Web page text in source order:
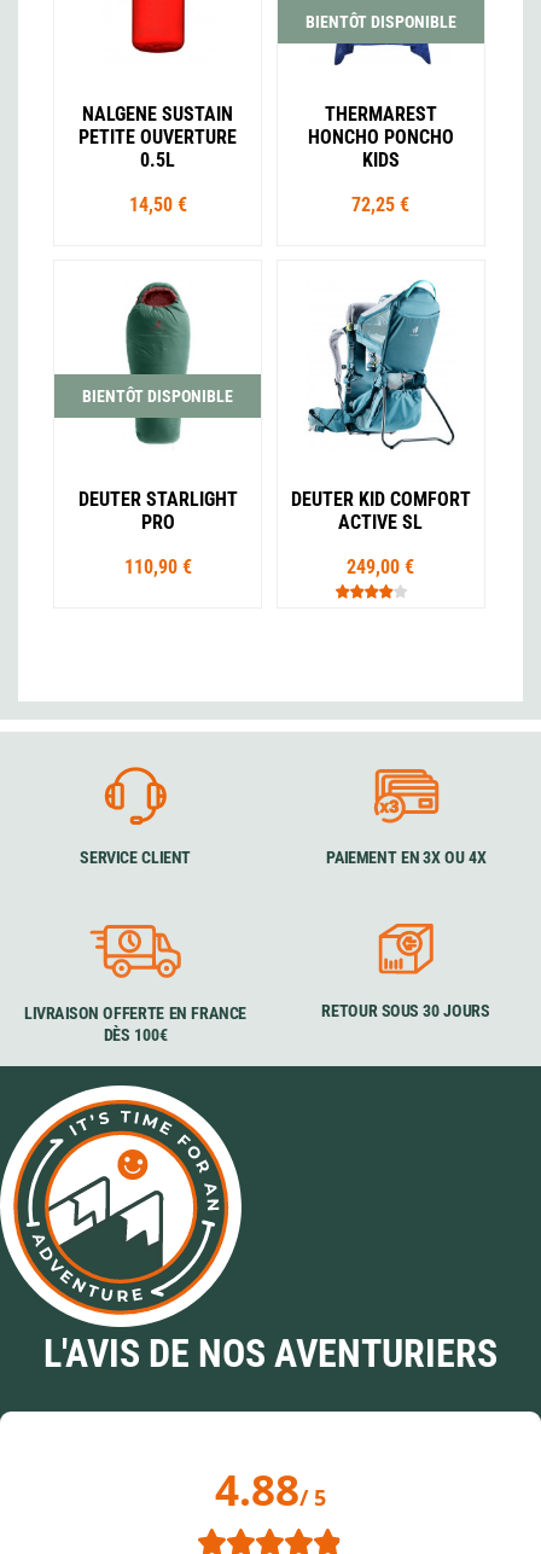
NALGENE SUSTAIN
PETITE OUVERTURE
0.5L
14,50 €
BIENTÔT DISPONIBLE
THERMAREST
HONCHO PONCHO
KIDS
72,25 €
BIENTÔT DISPONIBLE
DEUTER STARLIGHT
PRO
110,90 €
DEUTER KID COMFORT
ACTIVE SL
249,00 €
SERVICE CLIENT PAIEMENT EN 3X OU 4X
LIVRAISON OFFERTE EN FRANCE
DÈS 100€
RETOUR SOUS 30 JOURS
L'AVIS DE NOS AVENTURIERS
4.88/ 5